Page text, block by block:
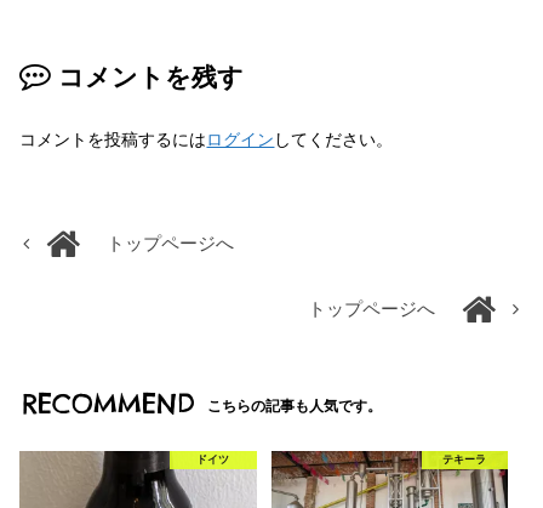
コメントを残す
コメントを投稿するにはログイン してください。
トップページへ
トップページへ
RECOMMEND こちらの記事も人気です。
ドイツ テキーラ